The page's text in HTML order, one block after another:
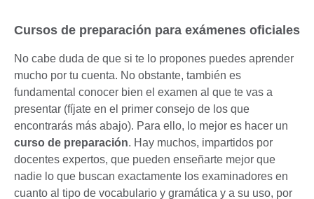
Cursos de preparación para exámenes oficiales
No cabe duda de que si te lo propones puedes aprender
mucho por tu cuenta. No obstante, también es
fundamental conocer bien el examen al que te vas a
presentar (fíjate en el primer consejo de los que
encontrarás más abajo). Para ello, lo mejor es hacer un
curso de preparación. Hay muchos, impartidos por
docentes expertos, que pueden enseñarte mejor que
nadie lo que buscan exactamente los examinadores en
cuanto al tipo de vocabulario y gramática y a su uso, por